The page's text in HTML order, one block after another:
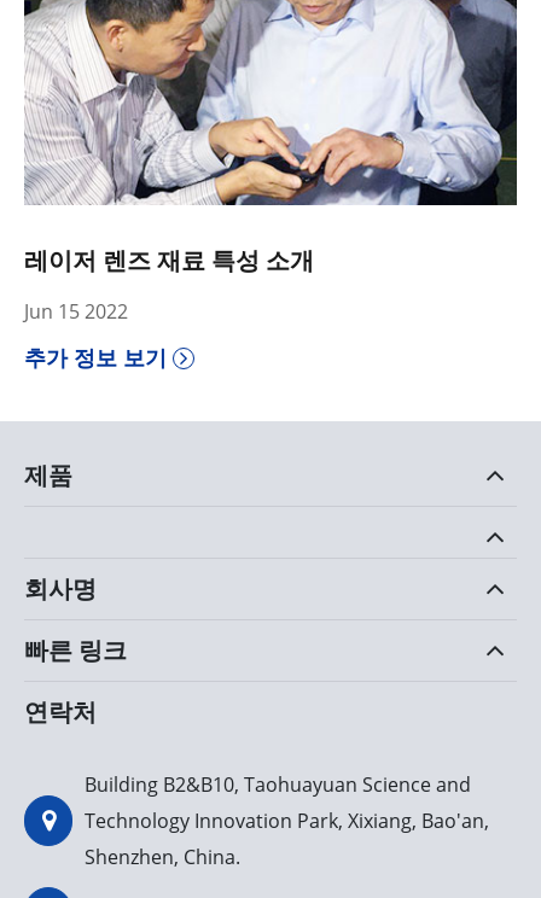
레이저 렌즈 재료 특성 소개
Jun 15 2022
추가 정보 보기
제품
회사명
빠른 링크
연락처
Building B2&B10, Taohuayuan Science and
Technology Innovation Park, Xixiang, Bao'an,
Shenzhen, China.